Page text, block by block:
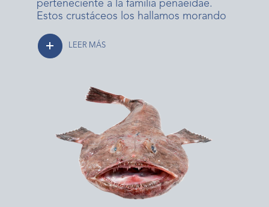
perteneciente a la familia penaeidae.
Estos crustáceos los hallamos morando
LEER MÁS